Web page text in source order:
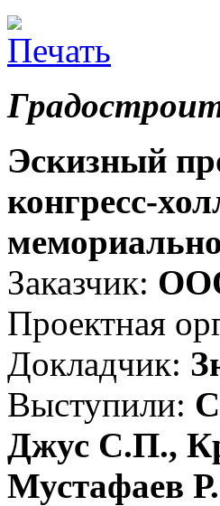
Эскизный
конгресс-
Заказчик:
Проектная
Докладчик:
Выступили:
Джус С.П.,
Мустафаев